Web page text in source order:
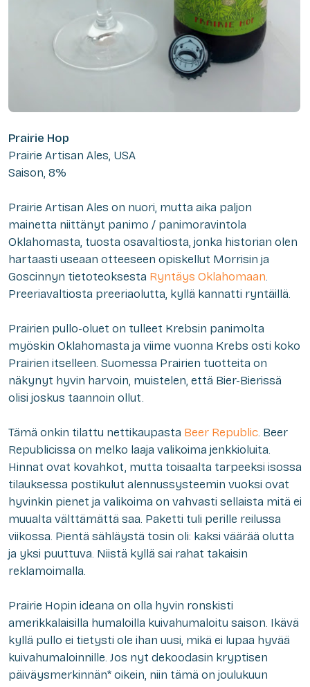
Prairie Hop
Prairie Artisan Ales, USA
Saison, 8%
Prairie Artisan Ales on nuori, mutta aika paljon
mainetta niittänyt panimo / panimoravintola
Oklahomasta, tuosta osavaltiosta, jonka historian olen
hartaasti useaan otteeseen opiskellut Morrisin ja
Goscinnyn tietoteoksesta Ryntäys Oklahomaan.
Preeriavaltiosta preeriaolutta, kyllä kannatti ryntäillä.
Prairien pullo-oluet on tulleet Krebsin panimolta
myöskin Oklahomasta ja viime vuonna Krebs osti koko
Prairien itselleen. Suomessa Prairien tuotteita on
näkynyt hyvin harvoin, muistelen, että Bier-Bierissä
olisi joskus taannoin ollut.
Tämä onkin tilattu nettikaupasta Beer Republic. Beer
Republicissa on melko laaja valikoima jenkkioluita.
Hinnat ovat kovahkot, mutta toisaalta tarpeeksi isossa
tilauksessa postikulut alennussysteemin vuoksi ovat
hyvinkin pienet ja valikoima on vahvasti sellaista mitä ei
muualta välttämättä saa. Paketti tuli perille reilussa
viikossa. Pientä sähläystä tosin oli: kaksi väärää olutta
ja yksi puuttuva. Niistä kyllä sai rahat takaisin
reklamoimalla.
Prairie Hopin ideana on olla hyvin ronskisti
amerikkalaisilla humaloilla kuivahumaloitu saison. Ikävä
kyllä pullo ei tietysti ole ihan uusi, mikä ei lupaa hyvää
kuivahumaloinnille. Jos nyt dekoodasin kryptisen
päiväysmerkinnän* oikein, niin tämä on joulukuun